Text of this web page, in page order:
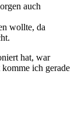
auch
wollte, da
hat, war
ich gerade